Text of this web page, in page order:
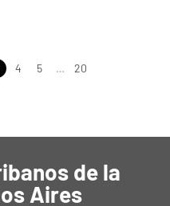
4 5 …
20
de la
Aires